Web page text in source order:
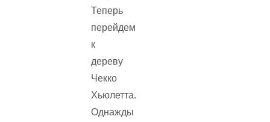
Теперь
перейдем
к
дереву
Чекко
Хьюлетта.
Однажды